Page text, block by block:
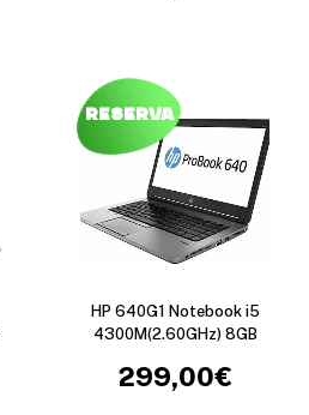
Reserva
HP 640G1 Notebook i5
4300M(2.60GHz) 8GB
299,00€